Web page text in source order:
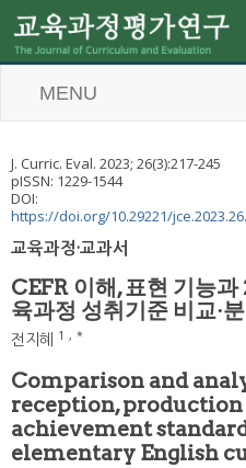
MENU
J. Curric. Eval. 2023; 26(3):217-245
pISSN: 1229-1544
DOI:
https://doi.org/10.29221/
교육과정·교과서
CEFR 이해, 표현 기능
육과정 성취기준 비교·
전지혜 1 , *
Comparison and
reception,
achievement
elementary English